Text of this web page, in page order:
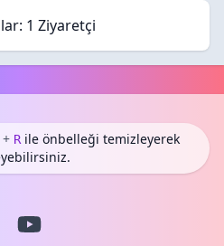
1 Ziyaretçi
+ Rile önbelleği temizleyerek